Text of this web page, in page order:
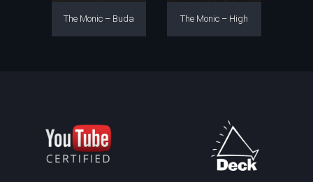
The Monic – Buda The Monic – High